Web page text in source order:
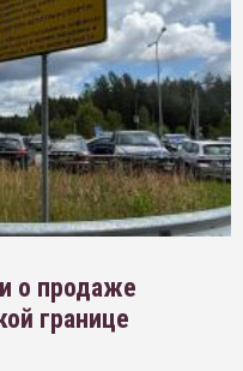
о продаже
границе